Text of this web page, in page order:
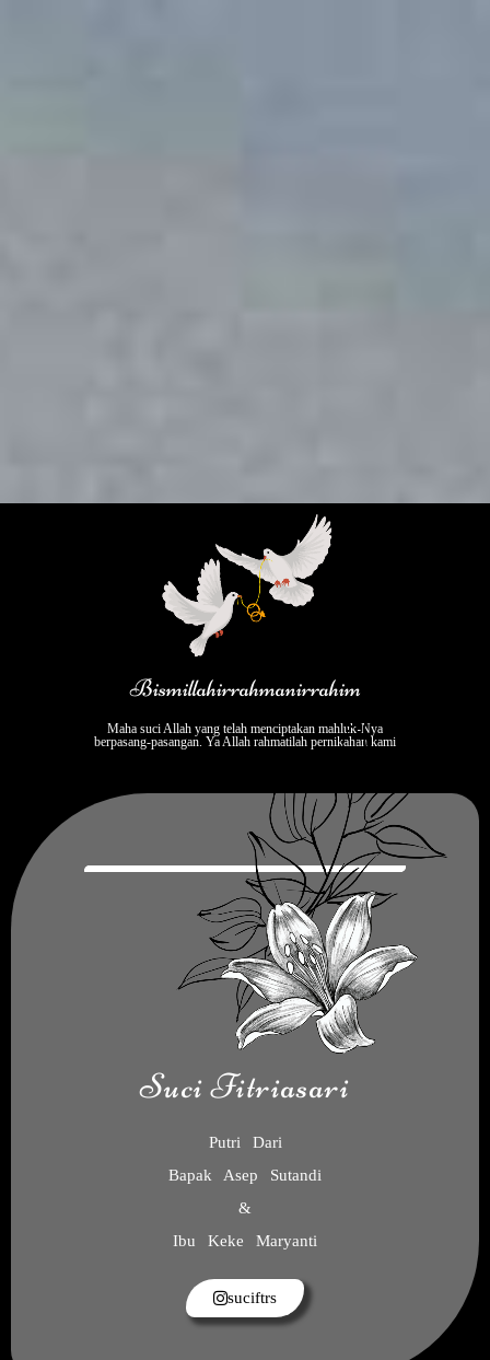
Bismillahirrahmanirrahim
Maha suci Allah yang telah menciptakan mahluk-Nya
berpasang-pasangan. Ya Allah rahmatilah pernikahan kami
Suci Fitriasari
Putri Dari
Bapak Asep Sutandi
&
Ibu Keke Maryanti
suciftrs